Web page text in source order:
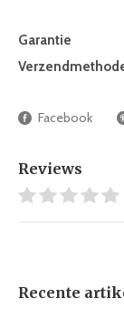
Garantie
Facebook
Reviews
Recente